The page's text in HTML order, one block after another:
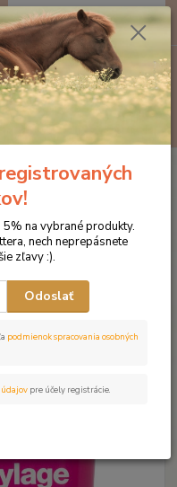
Menu
0ks
za0 €
NAF Haylage balancer pre
pre
kýblik
na vybrané produkty.
nech neprepásnete
zľavy :).
Odoslať
podmienok spracovania osobných
pre účely registrácie.